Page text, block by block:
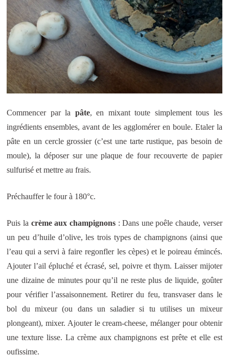
Commencer par la pâte, en mixant toute simplement tous les
ingrédients ensembles, avant de les agglomérer en boule. Etaler la
pâte en un cercle grossier (c’est une tarte rustique, pas besoin de
moule), la déposer sur une plaque de four recouverte de papier
sulfurisé et mettre au frais.
Préchauffer le four à 180°c.
Puis la crème aux champignons: Dans une poêle chaude, verser
un peu d’huile d’olive, les trois types de champignons (ainsi que
l’eau qui a servi à faire regonfler les cèpes) et le poireau émincés.
Ajouter l’ail épluché et écrasé, sel, poivre et thym. Laisser mijoter
une dizaine de minutes pour qu’il ne reste plus de liquide, goûter
pour vérifier l’assaisonnement. Retirer du feu, transvaser dans le
bol du mixeur (ou dans un saladier si tu utilises un mixeur
plongeant), mixer. Ajouter le cream-cheese, mélanger pour obtenir
une texture lisse. La crème aux champignons est prête et elle est
oufissime.